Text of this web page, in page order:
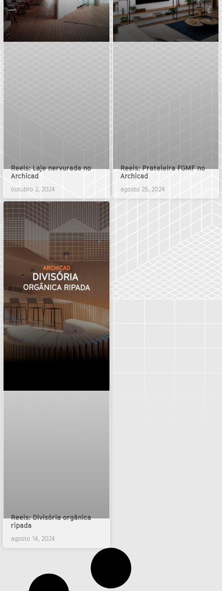
Reels: Laje nervurada no
Archicad
outubro 2, 2024
Reels: Prateleira FGMF no
Archicad
agosto 26, 2024
Reels: Divisória orgânica
ripada
agosto 14, 2024